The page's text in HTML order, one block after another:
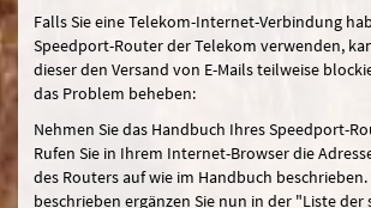
Falls Sie eine Telekom-Internet-Verbindung
Speedport-Router der Telekom verwenden,
dieser den Versand von E-Mails teilweise
das Problem beheben:
Nehmen Sie das Handbuch Ihres Speedport-
Rufen Sie in Ihrem Internet-Browser die
des Routers auf wie im Handbuch
beschrieben ergänzen Sie nun in der "Liste der